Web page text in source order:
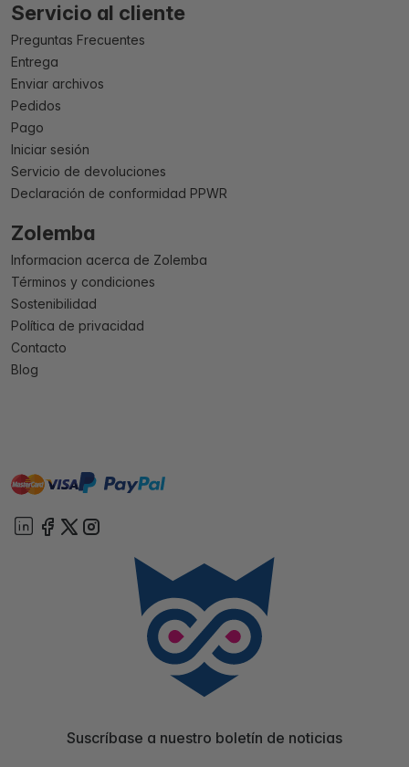
Servicio al cliente
Preguntas Frecuentes
Entrega
Enviar archivos
Pedidos
Pago
Iniciar sesión
Servicio de devoluciones
Declaración de conformidad PPWR
Zolemba
Informacion acerca de Zolemba
Términos y condiciones
Sostenibilidad
Política de privacidad
Contacto
Blog
mastervisa paypal
Suscríbase a nuestro boletín de noticias